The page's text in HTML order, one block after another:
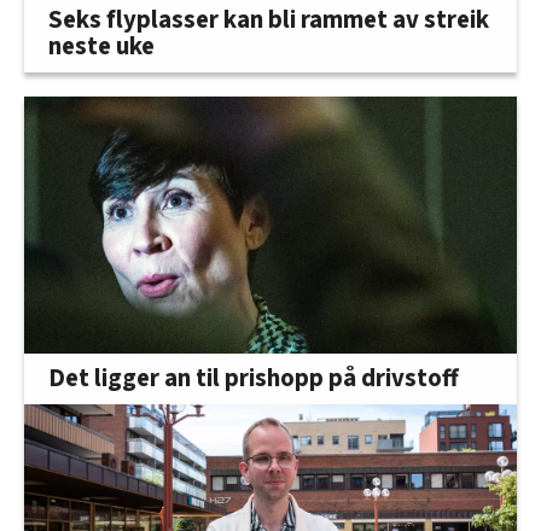
Seks flyplasser kan bli rammet av streik
neste uke
Det ligger an til prishopp på drivstoff